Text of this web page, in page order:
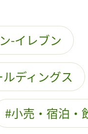
-イレブン
ディングス
小売・宿泊・